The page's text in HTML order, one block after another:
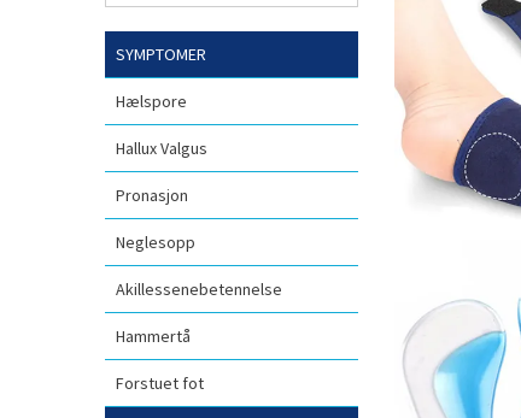
SYMPTOMER
Hælspore
Hallux Valgus
Pronasjon
Neglesopp
Akillessenebetennelse
Hammertå
Forstuet fot